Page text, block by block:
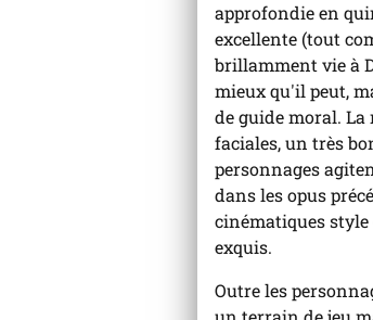
approfondie en
excellente (tout
brillamment vie à
mieux qu'il peut,
de guide moral.
faciales, un très
personnages
dans les opus
cinématiques style
exquis.
Outre les